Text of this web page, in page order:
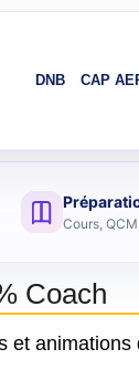
DNB CAP
Cours,
Coach
et